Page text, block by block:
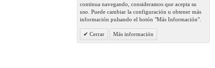
continua navegando, consideramos que acepta su
uso. Puede cambiar la configuración u obtener más
información pulsando el botón "Más Información".
Cerrar Más información